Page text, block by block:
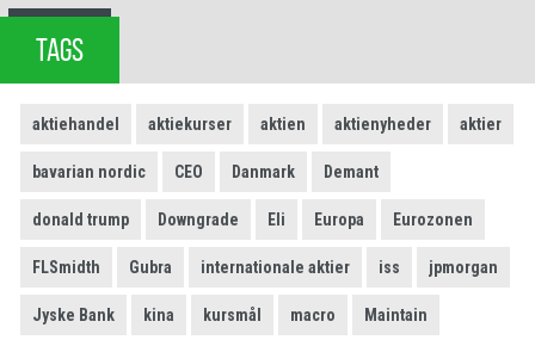
TAGS
aktiehandel aktiekurser aktien aktienyheder aktier
bavarian nordic CEO Danmark Demant
donald trump Downgrade Eli Europa Eurozonen
FLSmidth Gubra internationale aktier iss jpmorgan
Jyske Bank kina kursmål macro Maintain